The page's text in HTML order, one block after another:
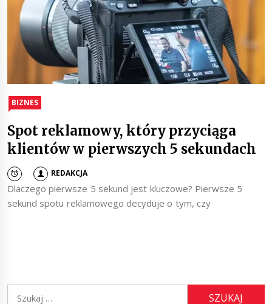
BIZNES
Spot reklamowy, który przyciąga
klientów w pierwszych 5 sekundach
REDAKCJA
Dlaczego pierwsze 5 sekund jest kluczowe? Pierwsze 5
sekund spotu reklamowego decyduje o tym, czy
Szukaj: